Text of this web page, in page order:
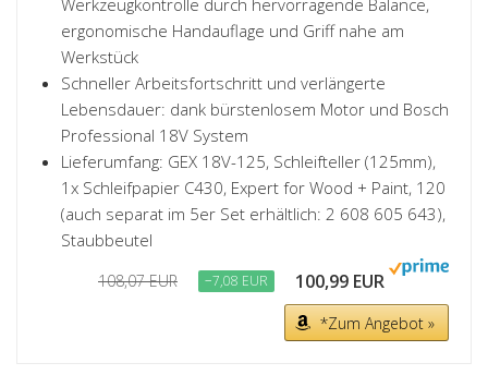
Werkzeugkontrolle durch hervorragende Balance,
ergonomische Handauflage und Griff nahe am
Werkstück
Schneller Arbeitsfortschritt und verlängerte
Lebensdauer: dank bürstenlosem Motor und Bosch
Professional 18V System
Lieferumfang: GEX 18V-125, Schleifteller (125mm),
1x Schleifpapier C430, Expert for Wood + Paint, 120
(auch separat im 5er Set erhältlich: 2 608 605 643),
Staubbeutel
108,07 EUR −7,08 EUR 100,99 EUR
*Zum Angebot »